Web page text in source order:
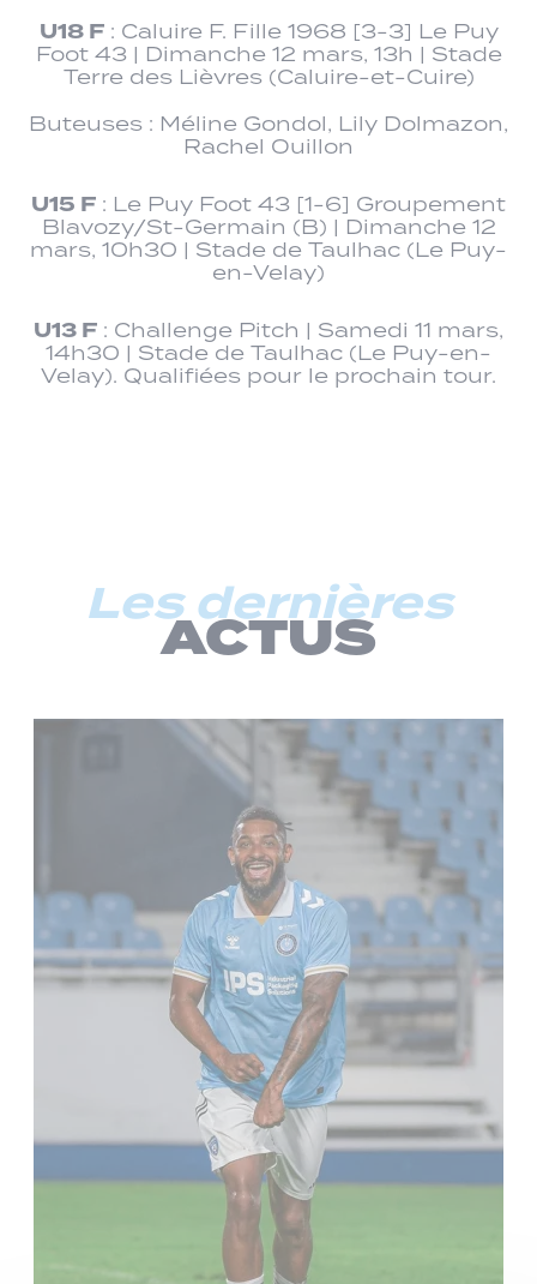
U18 F: Caluire F. Fille 1968 [3-3] Le Puy
Foot 43 | Dimanche 12 mars, 13h | Stade
Terre des Lièvres (Caluire-et-Cuire)
Buteuses : Méline Gondol, Lily Dolmazon,
Rachel Ouillon
U15 F : Le Puy Foot 43 [1-6] Groupement
Blavozy/St-Germain (B) | Dimanche 12
mars, 10h30 | Stade de Taulhac (Le Puy-
en-Velay)
U13 F : Challenge Pitch | Samedi 11 mars,
14h30 | Stade de Taulhac (Le Puy-en-
Velay). Qualifiées pour le prochain tour.
Les dernières
ACTUS